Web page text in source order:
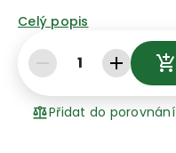
Celý popis
1
Přidat do porovnání